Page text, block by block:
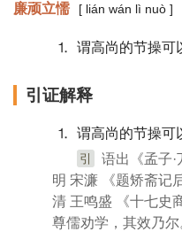
廉顽立懦 [ lián wán lì nuò ]
⒈ 谓高尚的节操可
引证解释
⒈ 谓高尚的节操可
引
语出《孟子
明 宋濂 《题矫斋记
清 王鸣盛 《十七史
尊儒劝学，其效乃